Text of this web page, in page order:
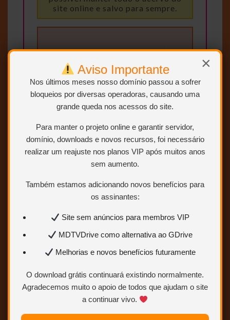
×
Aviso Importante
Nos últimos meses nosso domínio passou a sofrer
bloqueios por diversas operadoras, causando uma
grande queda nos acessos do site.
Para manter o projeto online e garantir servidor,
domínio, downloads e novos recursos, foi necessário
realizar um reajuste nos planos VIP após muitos anos
sem aumento.
Também estamos adicionando novos benefícios para
os assinantes:
Site sem anúncios para membros VIP
MDTVDrive como alternativa ao GDrive
Melhorias e novos benefícios futuramente
O download grátis continuará existindo normalmente.
Agradecemos muito o apoio de todos que ajudam o site
a continuar vivo.
site online e salvo para sempre.
BAIXAR
Clique no botão “BAIXAR” e você
será redirecionado para a página
com os links de download.